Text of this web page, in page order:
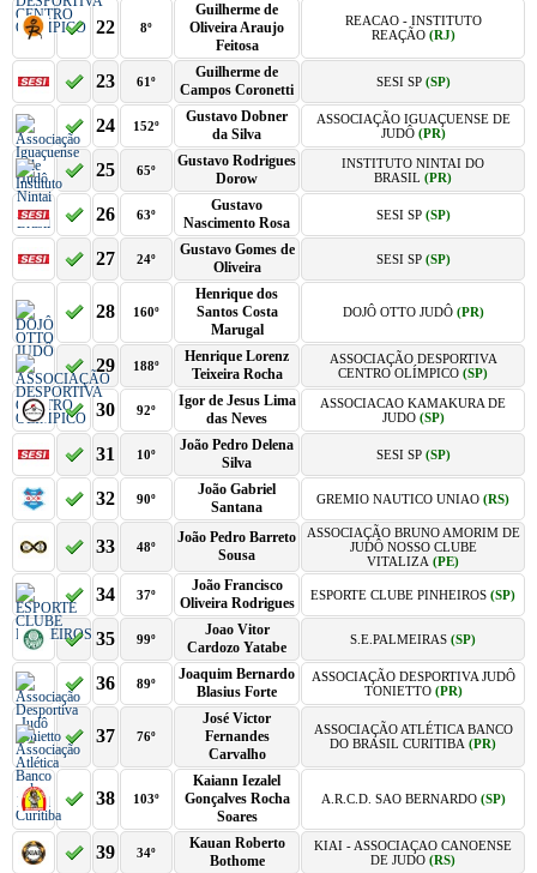
22 8º
Guilherme de
Oliveira Araujo
Feitosa
REACAO - INSTITUTO
REAÇÃO (RJ)
23 61º
Guilherme de
Campos Coronetti
SESI SP (SP)
24 152º
Gustavo Dobner
da Silva
ASSOCIAÇÃO IGUAÇUENSE DE
JUDÔ (PR)
25 65º
Gustavo Rodrigues
Dorow
INSTITUTO NINTAI DO
BRASIL(PR)
26 63º
Gustavo
Nascimento Rosa
SESI SP (SP)
27 24º
Gustavo Gomes de
Oliveira
SESI SP (SP)
28 160º
Henrique dos
Santos Costa
Marugal
DOJÔ OTTO JUDÔ (PR)
29 188º
Henrique Lorenz
Teixeira Rocha
ASSOCIAÇÃO DESPORTIVA
CENTRO OLÍMPICO(SP)
30 92º
Igor de Jesus Lima
das Neves
ASSOCIACAO KAMAKURA DE
JUDO (SP)
31 10º
João Pedro Delena
Silva
SESI SP (SP)
32 90º
João Gabriel
Santana
GREMIO NAUTICO UNIAO(RS)
33 48º
João Pedro Barreto
Sousa
ASSOCIAÇÃO BRUNO AMORIM DE
JUDÔ NOSSO CLUBE
VITALIZA(PE)
34 37º
João Francisco
Oliveira Rodrigues
ESPORTE CLUBE PINHEIROS(SP)
35 99º
Joao Vitor
Cardozo Yatabe
S.E.PALMEIRAS(SP)
36 89º
Joaquim Bernardo
Blasius Forte
ASSOCIAÇÃO DESPORTIVA JUDÔ
TONIETTO (PR)
37 76º
José Victor
Fernandes
Carvalho
ASSOCIAÇÃO ATLÉTICA BANCO
DO BRASIL CURITIBA(PR)
38 103º
Kaiann Iezalel
Gonçalves Rocha
Soares
A.R.C.D. SAO BERNARDO (SP)
39 34º
Kauan Roberto
Bothome
KIAI - ASSOCIAÇAO CANOENSE
DE JUDO(RS)